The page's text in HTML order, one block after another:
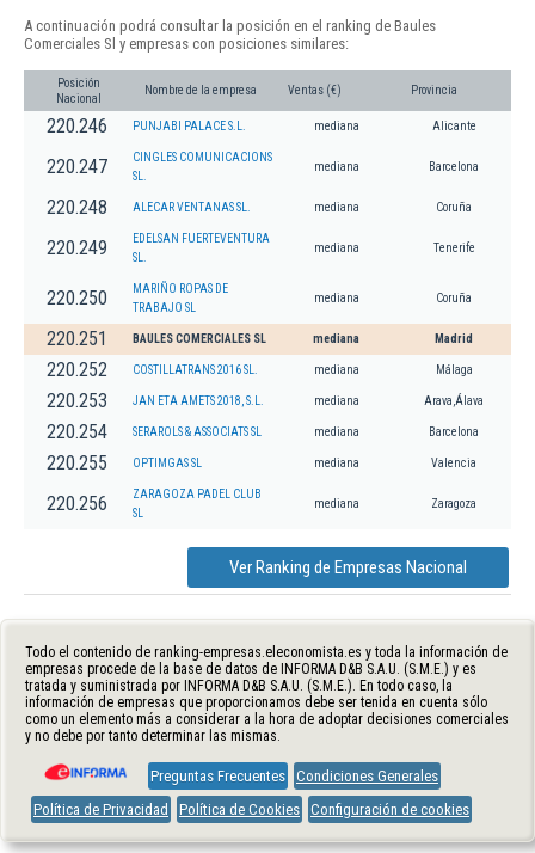
A continuación podrá consultar la posición en el ranking de Baules
Comerciales Sl y empresas con posiciones similares:
Posición
Nacional
Nombre de la empresa Ventas (€) Provincia
220.246 PUNJABI PALACE S.L. mediana Alicante
220.247
CINGLES COMUNICACIONS
SL.
mediana Barcelona
220.248 ALECAR VENTANAS SL. mediana Coruña
220.249
EDELSAN FUERTEVENTURA
SL.
mediana Tenerife
220.250
MARIÑO ROPAS DE
TRABAJO SL
mediana Coruña
220.251 BAULES COMERCIALES SL mediana Madrid
220.252 COSTILLATRANS 2016 SL. mediana Málaga
220.253 JAN ETA AMETS 2018, S.L. mediana Arava,Álava
220.254 SERAROLS & ASSOCIATS SL mediana Barcelona
220.255 OPTIMGAS SL mediana Valencia
220.256
ZARAGOZA PADEL CLUB
SL
mediana Zaragoza
Ver Ranking de Empresas Nacional
Todo el contenido de ranking-empresas.eleconomista.es y toda la información de
empresas procede de la base de datos de INFORMA D&B S.A.U. (S.M.E.) y es
tratada y suministrada por INFORMA D&B S.A.U. (S.M.E.). En todo caso, la
información de empresas que proporcionamos debe ser tenida en cuenta sólo
como un elemento más a considerar a la hora de adoptar decisiones comerciales
y no debe por tanto determinar las mismas.
Preguntas Frecuentes Condiciones Generales
Política de Privacidad
Política de Cookies Configuración de cookies